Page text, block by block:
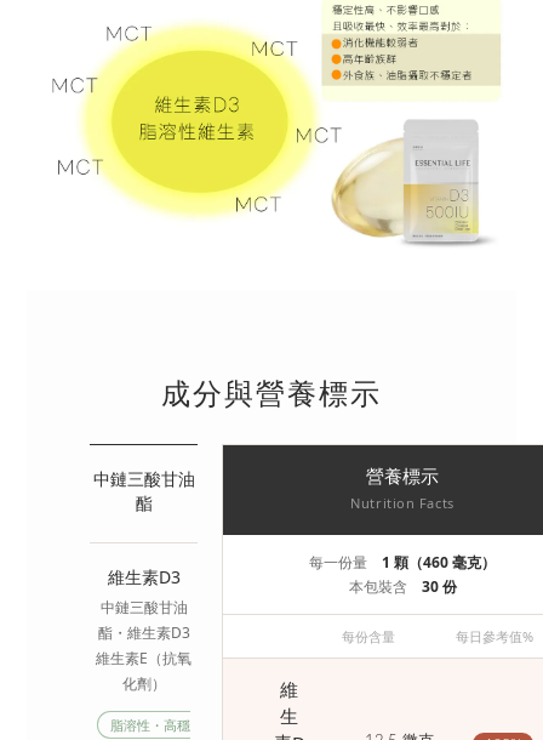
成分與營養標示
中鏈三酸甘油
酯
維生素D3
中鏈三酸甘油
酯・維生素D3
維生素E（抗氧
化劑）
脂溶性・高穩
營養標示
Nutrition Facts
每一份量 1 顆（460 毫克）
本包裝含 30 份
每份含量 每日參考值%
維
生